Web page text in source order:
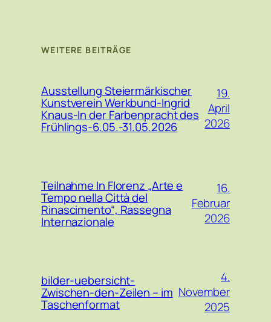
WEITERE BEITRÄGE
Ausstellung Steiermärkischer
Kunstverein Werkbund-Ingrid
Knaus-In der Farbenpracht des
Frühlings-6.05.-31.05.2026
19.
April
2026
Teilnahme In Florenz „Arte e
Tempo nella Città del
Rinascimento“, Rassegna
Internazionale
16.
Februar
2026
bilder-uebersicht-
Zwischen-den-Zeilen – im
Taschenformat
4.
November
2025